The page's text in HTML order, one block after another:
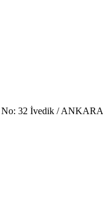
No: 32 İvedik / ANKARA